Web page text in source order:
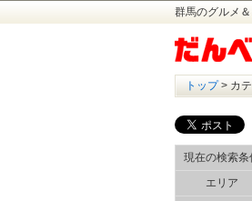
群馬のグルメ
トップ> カ
現在の検索条
エリア